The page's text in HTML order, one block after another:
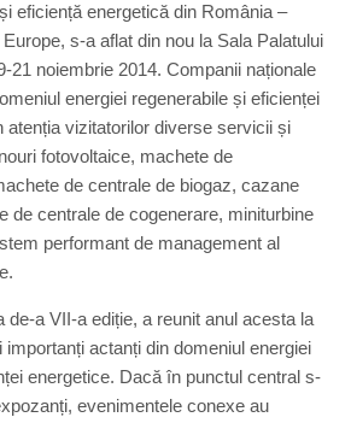
eficiență energetică din România –
s-a aflat din nou la Sala Palatului
21 noiembrie 2014. Companii naționale
energiei regenerabile și eficienței
atenția vizitatorilor diverse servicii și
fotovoltaice, machete de
de centrale de biogaz, cazane
de centrale de cogenerare, miniturbine
performant de management al
de-a VII-a ediție, a reunit anul acesta la
importanți actanți din domeniul energiei
energetice. Dacă în punctul central s-
evenimentele conexe au